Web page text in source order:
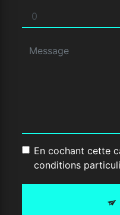
En cochant cette
conditions